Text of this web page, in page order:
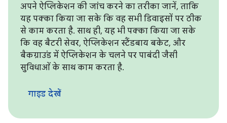
अपने ऐप्लिकेशन की जांच करने का तरीका जानें, ताकि
यह पक्का किया जा सके कि वह सभी डिवाइसों पर ठीक
से काम करता है. साथ ही, यह भी पक्का किया जा सके
कि वह बैटरी सेवर, ऐप्लिकेशन स्टैंडबाय बकेट, और
बैकग्राउंड में ऐप्लिकेशन के चलने पर पाबंदी जैसी
सुविधाओं के साथ काम करता है.
गाइड देखें